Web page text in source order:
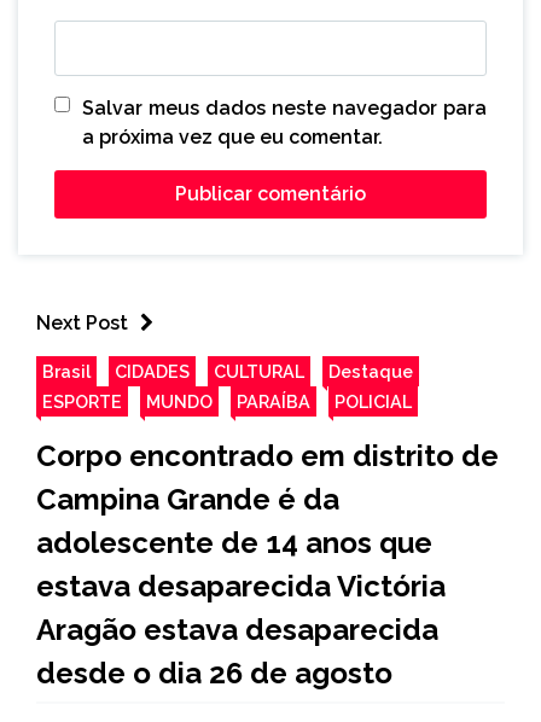
Salvar meus dados neste navegador para
a próxima vez que eu comentar.
Next Post
Brasil CIDADES CULTURAL
Destaque
ESPORTE
MUNDO PARAÍBA POLICIAL
Corpo encontrado em distrito de
Campina Grande é da
adolescente de 14 anos que
estava desaparecida Victória
Aragão estava desaparecida
desde o dia 26 de agosto